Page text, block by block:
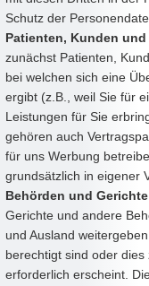
Schutz der
Patienten, Kunden
zunächst Patienten,
bei welchen sich eine
ergibt (z.B., weil Sie für
Leistungen für Sie
gehören auch
für uns Werbung
grundsätzlich in eigener
Behörden und
Gerichte und andere
und Ausland
berechtigt sind oder
erforderlich erscheint.